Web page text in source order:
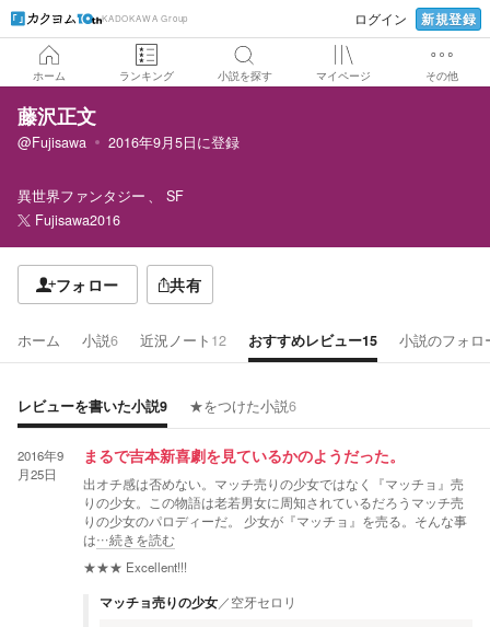
KADOKAWA Group ログイン 新規登録
ホーム ランキング 小説を探す マイページ その他
藤沢正文
@Fujisawa 2016年9月5日に登録
異世界ファンタジー
SF
Fujisawa2016
フォロー 共有
ホーム 小説6 近況ノート 12 おすすめレビュー15 小説のフォロ
レビューを書いた小説9 ★をつけた小説6
2016年9
月25日
まるで吉本新喜劇を見ているかのようだった。
出オチ感は否めない。マッチ売りの少女ではなく『マッチョ』売
りの少女。この物語は老若男女に周知されているだろうマッチ売
りの少女のパロディーだ。 少女が『マッチョ』を売る。そんな事
は…続きを読む
★★★ Excellent!!!
マッチョ売りの少女／空牙セロリ